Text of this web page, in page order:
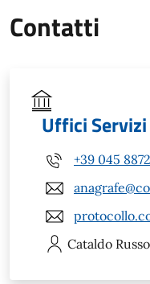
Contatti
Uffici
+39 045
Cataldo Russo